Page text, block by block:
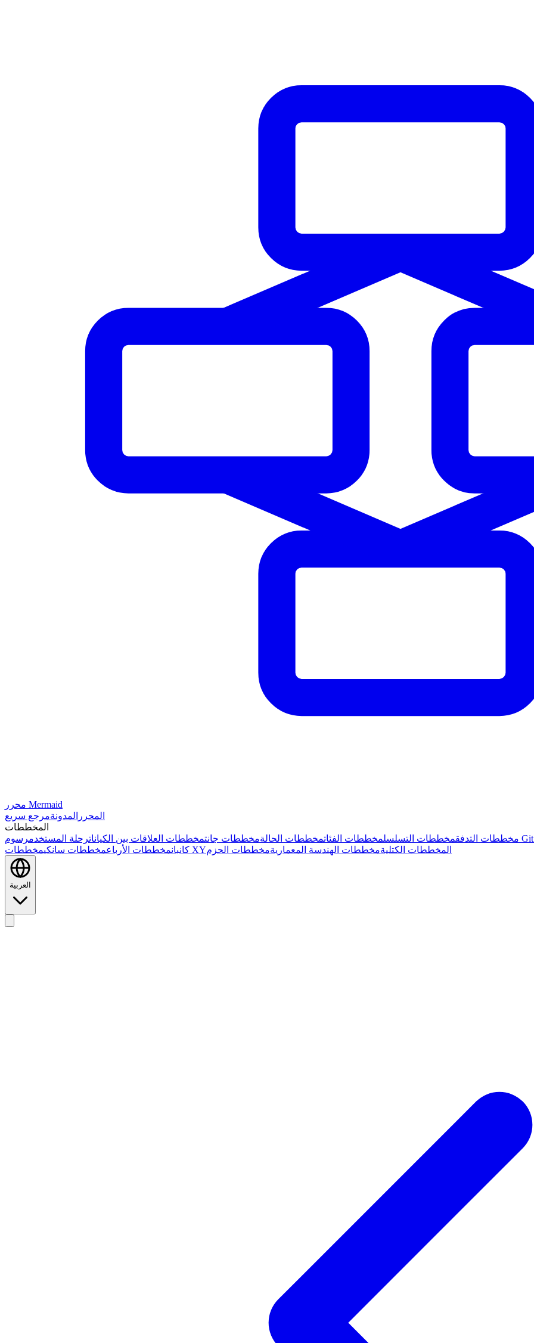
محرر Mermaid
المحرر المدونةمرجع سريع
المخططات
مخططات التدفقمخططات التسلسلمخططات الفئاتمخططات الحالةمخططات جانتمخططات العلاقات بين الكياناترحلة المستخدم
كانبانمخططات الأرباعمخططات سانكي مخططات XY المخططات الكتليةمخططات الهندسة المعماريةمخططات الحزم
العربية